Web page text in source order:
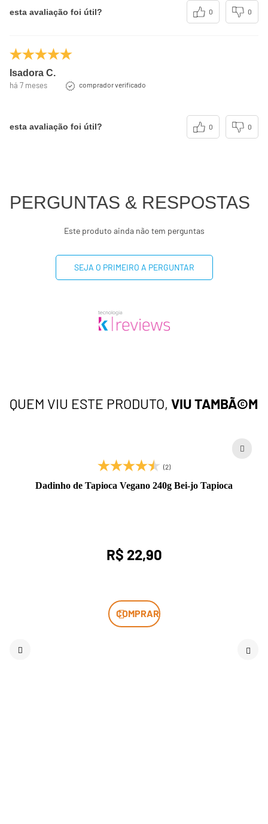
esta avaliação foi útil? 0 0
Isadora C.
há 7 meses comprador verificado
esta avaliação foi útil? 0 0
PERGUNTAS & RESPOSTAS
Este produto ainda não tem perguntas
SEJA O PRIMEIRO A PERGUNTAR
QUEM VIU ESTE PRODUTO, VIU TAMBÃ©M
(2)
Dadinho de Tapioca Vegano 240g Bei-jo Tapioca
R$ 22,90
COMPRAR